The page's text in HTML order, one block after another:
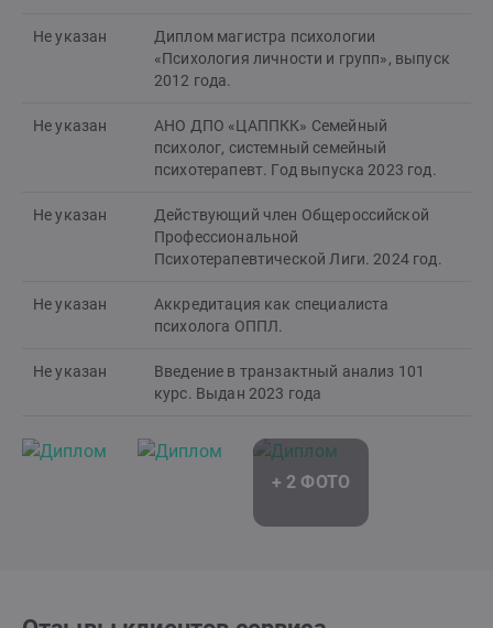
Не указан
Диплом магистра психологии
«Психология личности и групп», выпуск
2012 года.
Не указан
АНО ДПО «ЦАППКК» Семейный
психолог, системный семейный
психотерапевт. Год выпуска 2023 год.
Не указан
Действующий член Общероссийской
Профессиональной
Психотерапевтической Лиги. 2024 год.
Не указан
Аккредитация как специалиста
психолога ОППЛ.
Не указан
Введение в транзактный анализ 101
курс. Выдан 2023 года